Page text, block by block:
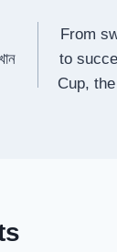
From
to
Cup,